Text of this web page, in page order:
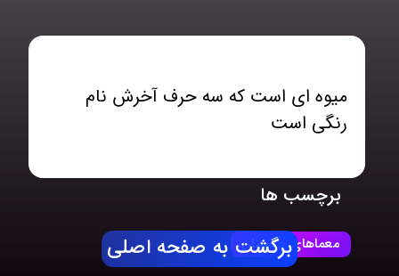
میوه ای است که سه حرف آخرش نام
رنگی است
برچسب ها
معماهای چیستانبرگشت به صفحه اصلی